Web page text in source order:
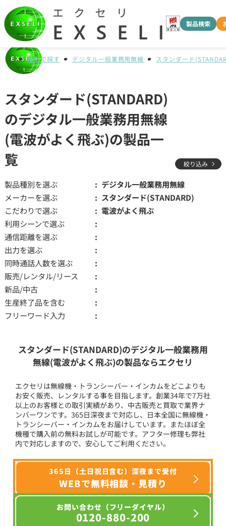
製品検索
種別で探す デジタル一般業務用無線 スタンダード
スタンダード(STANDARD)
のデジタル一般業務用無線
(電波がよく飛ぶ)の製品一
覧
絞り込み
製品種別を選ぶ
デジタル一般業務用無線
メーカーを選ぶ
スタンダード(STANDARD)
こだわりで選ぶ
電波がよく飛ぶ
利用シーンで選ぶ
通信距離を選ぶ
出力を選ぶ
同時通話人数を選ぶ
販売/レンタル/リース
新品/中古
生産終了品を含む
フリーワード入力
スタンダード(STANDARD)のデジタル一般業務用
無線(電波がよく飛ぶ)の製品ならエクセリ
エクセリは無線機・トランシーバー・インカムをどこよりも
お安く販売、レンタルする事を目指します。創業34年で7万社
以上のお客様との取引実績があり、中古販売と買取で業界ナ
ンバーワンです。365日深夜まで対応し、日本全国に無線機・
トランシーバー・インカムをお届けしています。またほぼ全
機種で購入前の無料お試しが可能です。アフター修理も弊社
内で対応しますので、安心してご利用ください。
365日（土日祝日含む）深夜まで受付
WEBで無料相談・見積り
お問い合わせ（フリーダイヤル）
0120-880-200